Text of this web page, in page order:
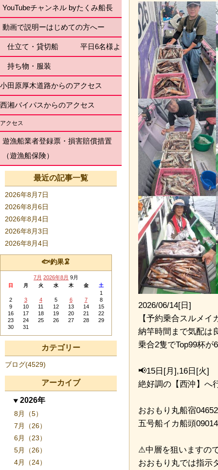
2026/06/14[日]
【予約乗合スルメイ
納竿時間まで気配は
乗合2隻でTop99杯が
📢15日[月],16日[火]
絶好調の【西沖】へ
おおもり丸船宿
五号船イカ船頭
⚠中層を狙いますの
おおもり丸では指示
YouTubeチャンネル byたくみ船長
動画で説明ーはじめての方へー
仕立て・貸切船 平日6名様より
持ち物・服装
小田原厚木道路からのアクセス
西湘バイパスからのアクセス
アクセス
遊漁船業者登録票・損害賠償措置
（遊漁船保険）
最近の記事一覧
2026年8月7日
2026年8月6日
2026年8月4日
2026年8月3日
2026年8月4日
🐟釣果🦑
7月 2026年8月 9月
日 月 火 水 木 金 土
1
2
3 4 5 6 7
8
9
10 11 12 13 14
15
16
17 18 19 20 21
22
23
24 25 26 27 28
29
30
31
カテゴリー
ブログ(4529)
アーカイブ
2026年
8月（5）
7月（26）
6月（23）
5月（26）
4月（24）